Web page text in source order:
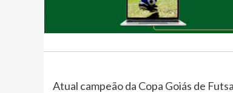
Atual campeão da Copa Goiás de